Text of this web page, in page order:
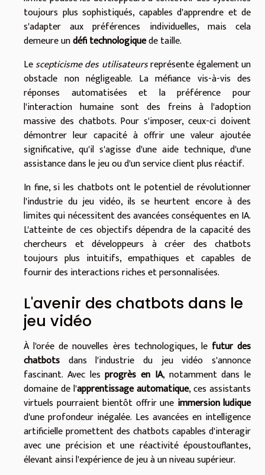
toujours plus sophistiqués, capables d'apprendre et de
s'adapter aux préférences individuelles, mais cela
demeure undéfi technologiquede taille.
Lescepticisme des utilisateursreprésente également un
obstacle non négligeable. La méfiance vis-à-vis des
réponses automatisées et la préférence pour
l'interaction humaine sont des freins à l'adoption
massive des chatbots. Pour s'imposer, ceux-ci doivent
démontrer leur capacité à offrir une valeur ajoutée
significative, qu'il s'agisse d'une aide technique, d'une
assistance dans le jeu ou d'un service client plus réactif.
In fine, si les chatbots ont le potentiel de révolutionner
l'industrie du jeu vidéo, ils se heurtent encore à des
limites qui nécessitent des avancées conséquentes en IA.
L'atteinte de ces objectifs dépendra de la capacité des
chercheurs et développeurs à créer des chatbots
toujours plus intuitifs, empathiques et capables de
fournir des interactions riches et personnalisées.
L'avenir des chatbots dans le
jeu vidéo
À l'orée de nouvelles ères technologiques, le futur des
chatbots dans l'industrie du jeu vidéo s'annonce
fascinant. Avec lesprogrès en IA, notamment dans le
domaine de l'apprentissage automatique, ces assistants
virtuels pourraient bientôt offrir une immersion ludique
d'une profondeur inégalée. Les avancées en intelligence
artificielle promettent des chatbots capables d'interagir
avec une précision et une réactivité époustouflantes,
élevant ainsi l'expérience de jeu à un niveau supérieur.